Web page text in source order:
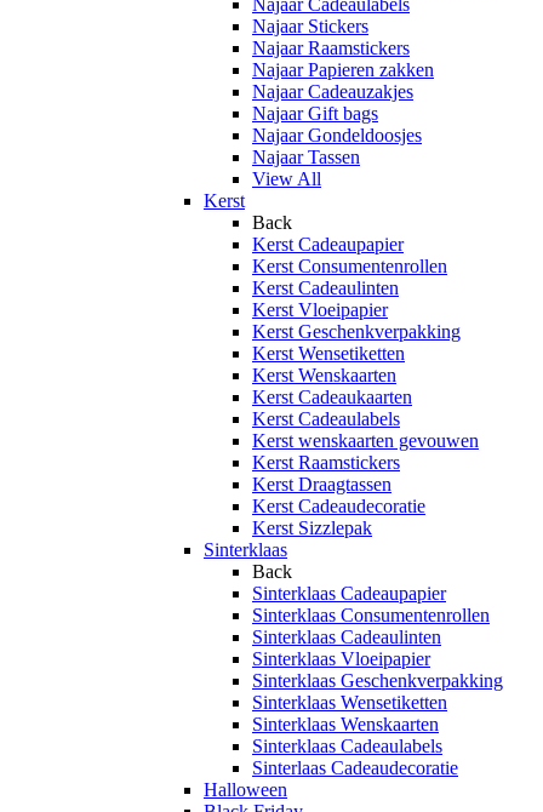
Najaar Cadeaulabels
Najaar Stickers
Najaar Raamstickers
Najaar Papieren zakken
Najaar Cadeauzakjes
Najaar Gift bags
Najaar Gondeldoosjes
Najaar Tassen
View All
Kerst
Back
Kerst Cadeaupapier
Kerst Consumentenrollen
Kerst Cadeaulinten
Kerst Vloeipapier
Kerst Geschenkverpakking
Kerst Wensetiketten
Kerst Wenskaarten
Kerst Cadeaukaarten
Kerst Cadeaulabels
Kerst wenskaarten gevouwen
Kerst Raamstickers
Kerst Draagtassen
Kerst Cadeaudecoratie
Kerst Sizzlepak
Sinterklaas
Back
Sinterklaas Cadeaupapier
Sinterklaas Consumentenrollen
Sinterklaas Cadeaulinten
Sinterklaas Vloeipapier
Sinterklaas Geschenkverpakking
Sinterklaas Wensetiketten
Sinterklaas Wenskaarten
Sinterklaas Cadeaulabels
Sinterlaas Cadeaudecoratie
Halloween